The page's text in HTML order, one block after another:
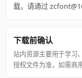
载，请通过
下载前确认
站内资源主要用于学习
授权文件为准，如需商